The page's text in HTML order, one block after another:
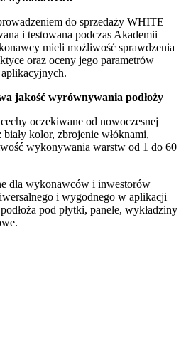
do sprzedaży WHITE
i testowana podczas Akademii
mieli możliwość sprawdzenia
oraz oceny jego parametrów
jakość wyrównywania podłoży
oczekiwane od nowoczesnej
kolor, zbrojenie włóknami,
wykonywania warstw od 1 do 60
dla wykonawców i inwestorów
i wygodnego w aplikacji
pod płytki, panele, wykładziny